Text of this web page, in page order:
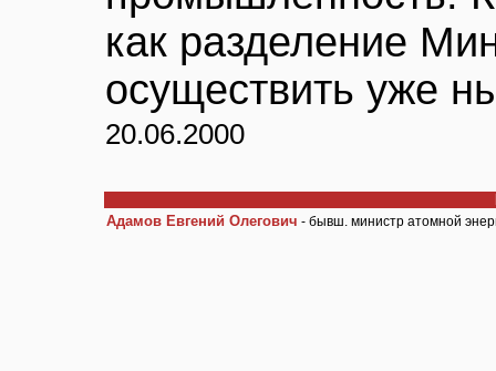
как разделение
осуществить уже
20.06.2000
Адамов Евгений Олегович - бывш. министр атомной